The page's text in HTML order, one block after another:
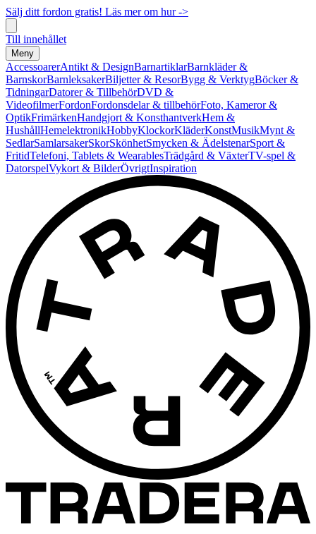
Sälj ditt fordon gratis! Läs mer om hur ->
Till innehållet
Meny
AccessoarerAntikt & DesignBarnartiklarBarnkläder &
BarnskorBarnleksakerBiljetter & ResorBygg & VerktygBöcker &
TidningarDatorer & TillbehörDVD &
VideofilmerFordonFordonsdelar & tillbehörFoto, Kameror &
OptikFrimärkenHandgjort & KonsthantverkHem &
HushållHemelektronikHobbyKlockorKläderKonstMusikMynt &
SedlarSamlarsakerSkorSkönhetSmycken & ÄdelstenarSport &
FritidTelefoni, Tablets & WearablesTrädgård & VäxterTV-spel &
DatorspelVykort & BilderÖvrigtInspiration